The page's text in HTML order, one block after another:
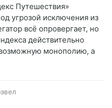
Путешествия»
угрозой исключения из
всё опровергает, но
действительно
монополию, а